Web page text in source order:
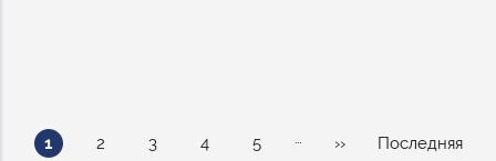
Нумерация
страницТекущая
1 Page
2 Page
3 Page
4 Page
5 …
Следующая
››
Последняя
Последняя